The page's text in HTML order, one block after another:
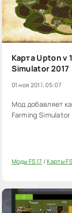
Карта Upton v
Simulator 2017
01 ноя 2017, 05:07
Мод добавляет
Farming Simulator
Моды FS 17/Карты